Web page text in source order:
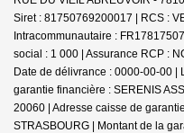
Siret : 81750769200017 | RCS :
Intracommunautaire :
social : 1 000 | Assurance RCP :
Date de délivrance : 0000-00-00 |
garantie financière : SERENIS
20060 | Adresse caisse de
STRASBOURG | Montant de la